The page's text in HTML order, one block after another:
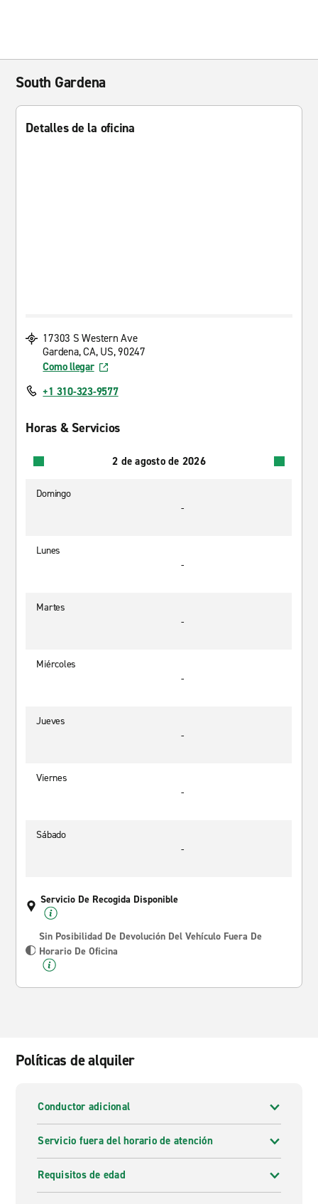
South Gardena
Detalles de la oficina
17303 S Western Ave
Gardena, CA, US, 90247
Como llegar
+1 310-323-9577
Horas & Servicios
2 de agosto de 2026
Domingo
-
Lunes
-
Martes
-
Miércoles
-
Jueves
-
Viernes
-
Sábado
-
Servicio De Recogida Disponible
Sin Posibilidad De Devolución Del Vehículo Fuera De
Horario De Oficina
Políticas de alquiler
Conductor adicional
Servicio fuera del horario de atención
Requisitos de edad